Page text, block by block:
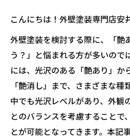
こんにちは！外壁塗装専門店安
外壁塗装を検討する際に、「艶
う？」と悩まれる方が多いので
には、光沢のある「艶あり」か
「艶消し」まで、さまざまな
中でも光沢レベルがあり、外観
とのバランスを考慮することで
とが可能となってきます。本記